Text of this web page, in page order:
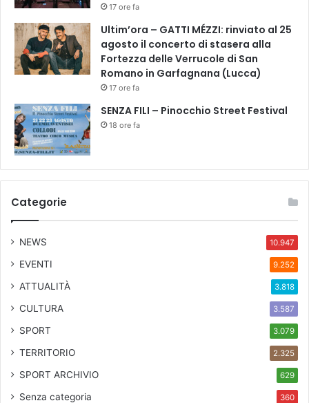
17 ore fa
Ultim’ora – GATTI MÉZZI: rinviato al 25
agosto il concerto di stasera alla
Fortezza delle Verrucole di San
Romano in Garfagnana (Lucca)
17 ore fa
SENZA FILI – Pinocchio Street Festival
18 ore fa
Categorie
NEWS 10.947
EVENTI 9.252
ATTUALITÀ 3.818
CULTURA 3.587
SPORT 3.079
TERRITORIO 2.325
SPORT ARCHIVIO 629
Senza categoria 360